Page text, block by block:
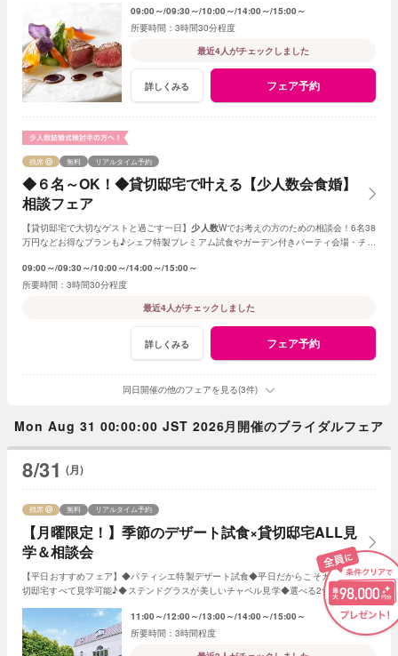
09:00～ 09:30～ 10:00～ 14:00～ 15:00～
3時間30分程度
最近4人がチェックしました
詳しくみる フェア予約
◆６名～OK！◆貸切邸宅で叶える【少人数会食婚】
相談フェア
残席 無料 リアルタイム予約
【貸切邸宅で大切なゲストと過ごす一日】少人数Wでお考えの方のための相談会！6名38
万円などお得なプランも♪シェフ特製プレミアム試食やガーデン付きパーティ会場・チャ
09:00～ 09:30～ 10:00～ 14:00～ 15:00～
3時間30分程度
最近4人がチェックしました
詳しくみる フェア予約
同日開催の他のフェアを見る(3件)
Mon Aug 31 00:00:00 JST 2026月開催のブライダルフェア
8/31 (月)
【月曜限定！】季節のデザート試食×貸切邸宅ALL見
学＆相談会
残席 無料 リアルタイム予約
【平日おすすめフェア】◆パティシエ特製デザート試食◆平日だからこそガーデンと貸
切邸宅すべて見学可能♪◆ステンドグラスが美しいチャペル見学◆選べる2つのパーティ
11:00～ 12:00～ 13:00～ 14:00～ 15:00～
3時間程度